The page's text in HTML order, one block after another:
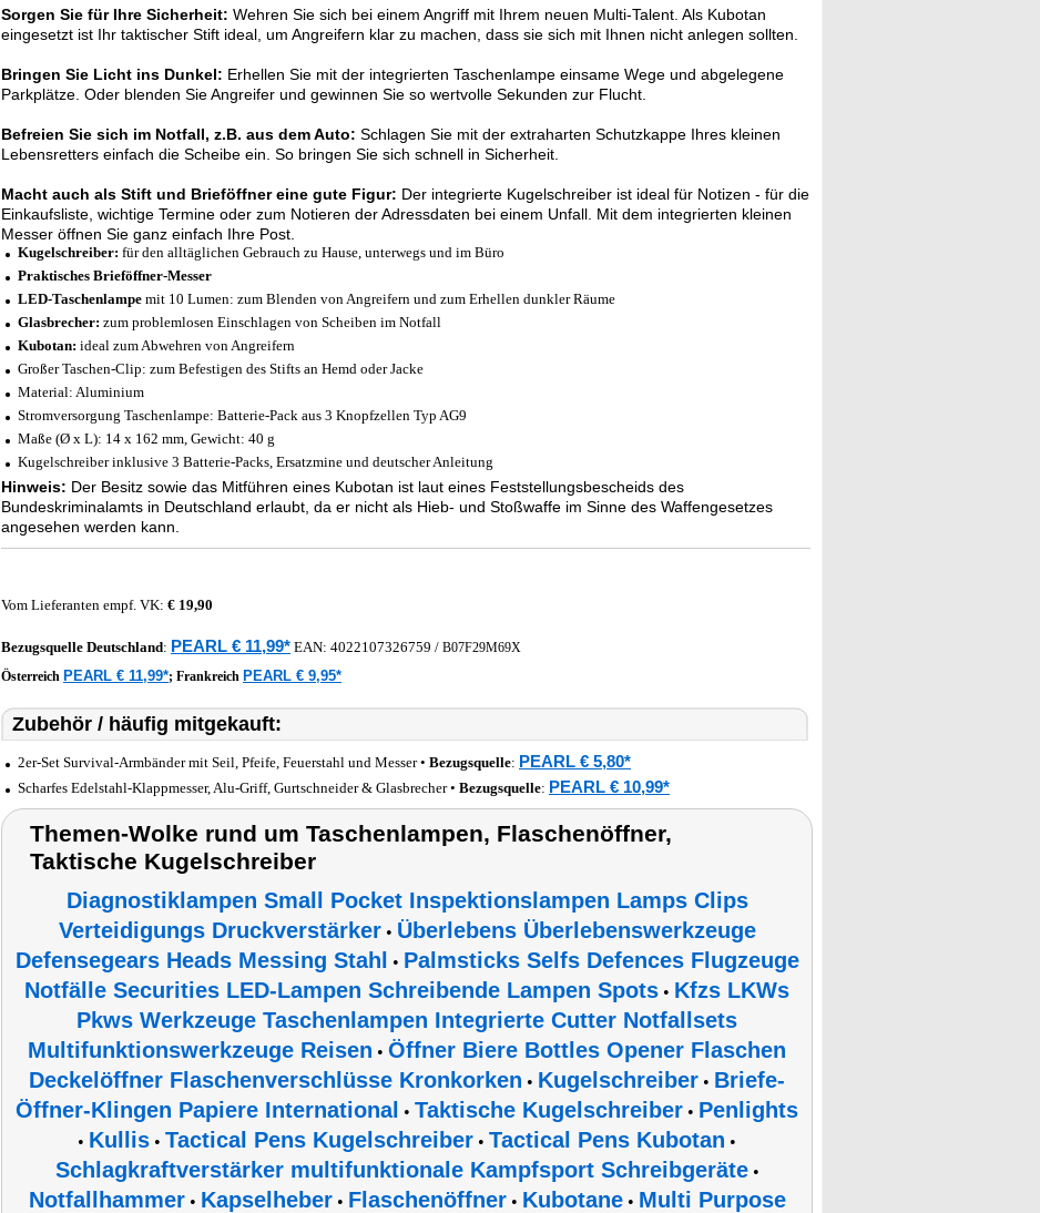
Sorgen Sie für Ihre Sicherheit: Wehren Sie sich bei einem Angriff mit Ihrem neuen Multi-Talent. Als Kubotan
eingesetzt ist Ihr taktischer Stift ideal, um Angreifern klar zu machen, dass sie sich mit Ihnen nicht anlegen sollten.
Bringen Sie Licht ins Dunkel: Erhellen Sie mit der integrierten Taschenlampe einsame Wege und abgelegene
Parkplätze. Oder blenden Sie Angreifer und gewinnen Sie so wertvolle Sekunden zur Flucht.
Befreien Sie sich im Notfall, z.B. aus dem Auto: Schlagen Sie mit der extraharten Schutzkappe Ihres kleinen
Lebensretters einfach die Scheibe ein. So bringen Sie sich schnell in Sicherheit.
Macht auch als Stift und Brieföffner eine gute Figur: Der integrierte Kugelschreiber ist ideal für Notizen - für die
Einkaufsliste, wichtige Termine oder zum Notieren der Adressdaten bei einem Unfall. Mit dem integrierten kleinen
Messer öffnen Sie ganz einfach Ihre Post.
Kugelschreiber: für den alltäglichen Gebrauch zu Hause, unterwegs und im Büro
Praktisches Brieföffner-Messer
LED-Taschenlampe mit 10 Lumen: zum Blenden von Angreifern und zum Erhellen dunkler Räume
Glasbrecher: zum problemlosen Einschlagen von Scheiben im Notfall
Kubotan: ideal zum Abwehren von Angreifern
Großer Taschen-Clip: zum Befestigen des Stifts an Hemd oder Jacke
Material: Aluminium
Stromversorgung Taschenlampe: Batterie-Pack aus 3 Knopfzellen Typ AG9
Maße (Ø x L): 14 x 162 mm, Gewicht: 40 g
Kugelschreiber inklusive 3 Batterie-Packs, Ersatzmine und deutscher Anleitung
Hinweis: Der Besitz sowie das Mitführen eines Kubotan ist laut eines Feststellungsbescheids des
Bundeskriminalamts in Deutschland erlaubt, da er nicht als Hieb- und Stoßwaffe im Sinne des Waffengesetzes
angesehen werden kann.
Vom Lieferanten empf. VK: € 19,90
Bezugsquelle Deutschland: PEARL € 11,99* EAN: 4022107326759 / B07F29M69X
Österreich PEARL € 11,99*; Frankreich PEARL € 9,95*
Zubehör / häufig mitgekauft:
2er-Set Survival-Armbänder mit Seil, Pfeife, Feuerstahl und Messer • Bezugsquelle: PEARL € 5,80*
Scharfes Edelstahl-Klappmesser, Alu-Griff, Gurtschneider & Glasbrecher • Bezugsquelle: PEARL € 10,99*
Themen-Wolke rund um Taschenlampen, Flaschenöffner,
Taktische Kugelschreiber
Diagnostiklampen Small Pocket Inspektionslampen Lamps Clips
Verteidigungs Druckverstärker• Überlebens Überlebenswerkzeuge
Defensegears Heads Messing Stahl
• Palmsticks Selfs Defences Flugzeuge
Notfälle Securities LED-Lampen Schreibende Lampen Spots • Kfzs LKWs
Pkws Werkzeuge Taschenlampen Integrierte Cutter Notfallsets
Multifunktionswerkzeuge Reisen • Öffner Biere Bottles Opener Flaschen
Deckelöffner Flaschenverschlüsse Kronkorken • Kugelschreiber • Briefe-
Öffner-Klingen Papiere International • Taktische Kugelschreiber • Penlights
• Kullis • Tactical Pens Kugelschreiber • Tactical Pens Kubotan •
Schlagkraftverstärker multifunktionale Kampfsport Schreibgeräte•
Notfallhammer• Kapselheber• Flaschenöffner• Kubotane• Multi Purpose